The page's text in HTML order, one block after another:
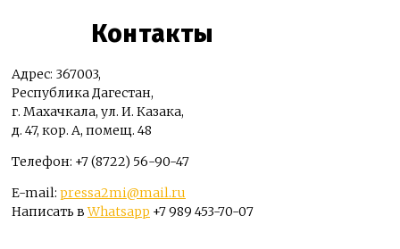
Контакты
Адрес: 367003,
Республика Дагестан,
г. Махачкала, ул. И. Казака,
д. 47, кор. А, помещ. 48
Телефон: +7 (8722) 56-90-47
E-mail: pressa2mi@mail.ru
Написать вWhatsapp +7 989 453-70-07